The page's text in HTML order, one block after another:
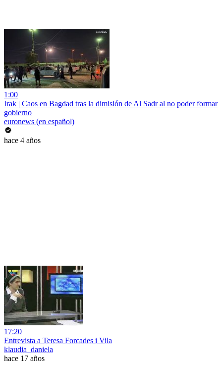
1:00
Irak | Caos en Bagdad tras la dimisión de Al Sadr al no poder formar
gobierno
euronews (en español)
hace 4 años
17:20
Entrevista a Teresa Forcades i Vila
klaudia_daniela
hace 17 años